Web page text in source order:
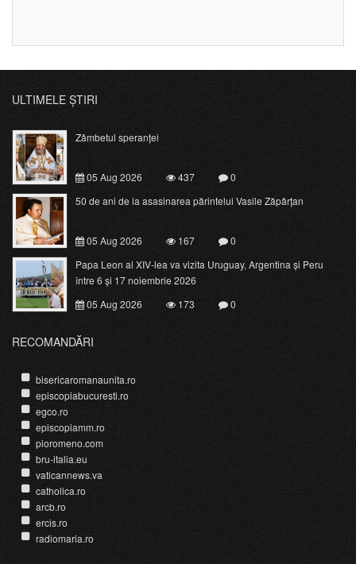
ULTIMELE ȘTIRI
Zâmbetul speranței
05 Aug 2026 437
0
50 de ani de la asasinarea părintelui Vasile Zăpârțan
05 Aug 2026 167
0
Papa Leon al XIV-lea va vizita Uruguay, Argentina și Peru
între 6 și 17 noiembrie 2026
05 Aug 2026
173 0
RECOMANDĂRI
bisericaromanaunita.ro
episcopiabucuresti.ro
egco.ro
episcopiamm.ro
pioromeno.com
bru-italia.eu
vaticannews.va
catholica.ro
arcb.ro
ercis.ro
radiomaria.ro